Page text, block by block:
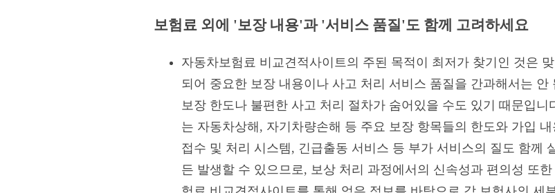
보험료 외에 '보장 내용'과 '서비스 품질'도 함께 고려하세요
자동차보험료 비교견적사이트의 주된 목적이 최저가 찾기인 것은
되어 중요한 보장 내용이나 사고 처리 서비스 품질을 간과해서는
보장 한도나 불편한 사고 처리 절차가 숨어있을 수도 있기 때문입
는 자동차상해, 자기차량손해 등 주요 보장 항목들의 한도와 가입
접수 및 처리 시스템, 긴급출동 서비스 등 부가 서비스의 질도 함께
든 발생할 수 있으므로, 보상 처리 과정에서의 신속성과 편의성 또